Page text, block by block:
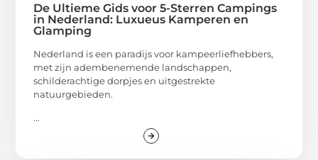
De Ultieme Gids voor 5-Sterren Campings
in Nederland: Luxueus Kamperen en
Glamping
Nederland is een paradijs voor kampeerliefhebbers,
met zijn adembenemende landschappen,
schilderachtige dorpjes en uitgestrekte
natuurgebieden.
...